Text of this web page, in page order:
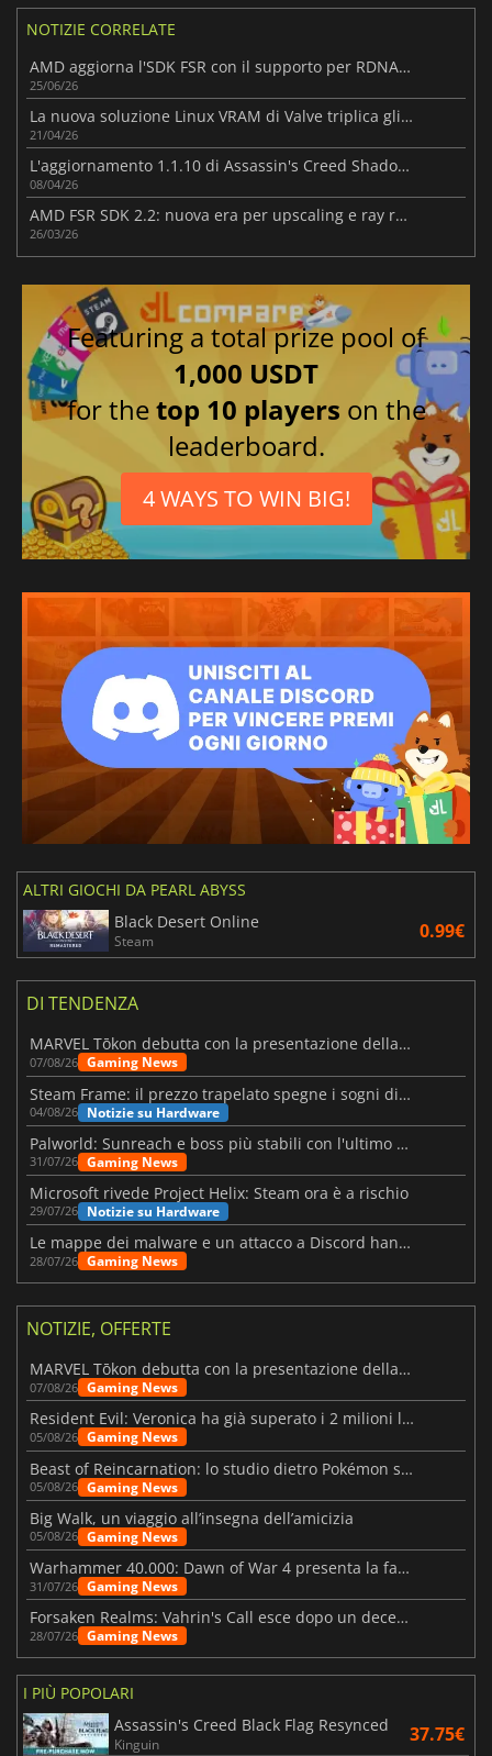
NOTIZIE CORRELATE
AMD aggiorna l'SDK FSR con il supporto per RDNA 3 e una tecnologia di rigenerazione dei raggi migliorata
25/06/26
La nuova soluzione Linux VRAM di Valve triplica gli FPS per alcuni giochi AMD RX 6500 XT
21/04/26
L'aggiornamento 1.1.10 di Assassin's Creed Shadows migliora il gameplay
08/04/26
AMD FSR SDK 2.2: nuova era per upscaling e ray regeneration
26/03/26
Featuring a total prize pool of
1,000 USDT
for thetop 10 players on the
leaderboard.
4 WAYS TO WIN BIG!
ALTRI GIOCHI DA PEARL ABYSS
Black Desert Online
Steam 0.99€
DI TENDENZA
MARVEL Tōkon debutta con la presentazione della roadmap per il primo anno
07/08/26 Gaming News
Steam Frame: il prezzo trapelato spegne i sogni di un VR economico
04/08/26 Notizie su Hardware
Palworld: Sunreach e boss più stabili con l'ultimo update
31/07/26 Gaming News
Microsoft rivede Project Helix: Steam ora è a rischio
29/07/26 Notizie su Hardware
Le mappe dei malware e un attacco a Discord hanno colpito Meccha Chameleon
28/07/26 Gaming News
NOTIZIE, OFFERTE
MARVEL Tōkon debutta con la presentazione della roadmap per il primo anno
07/08/26 Gaming News
Resident Evil: Veronica ha già superato i 2 milioni liste dei desideri
05/08/26 Gaming News
Beast of Reincarnation: lo studio dietro Pokémon su una nuova strada
05/08/26 Gaming News
Big Walk, un viaggio all’insegna dell’amicizia
05/08/26 Gaming News
Warhammer 40.000: Dawn of War 4 presenta la fazione dei Necron
31/07/26 Gaming News
Forsaken Realms: Vahrin's Call esce dopo un decennio di sviluppo
28/07/26 Gaming News
I PIÙ POPOLARI
Assassin's Creed Black Flag Resynced
Kinguin 37.75€